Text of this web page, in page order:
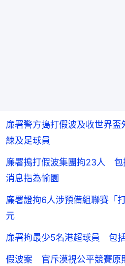
廉署警方搗打假波及收世界
練及足球員
廉署搗打假波集團拘23人 包
消息指為愉園
廉署證拘6人涉預備組聯賽
元
廉署拘最少5名港超球員 包
假波案 官斥漠視公平競賽